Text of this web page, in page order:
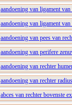
aandoening van ligament
aandoening van ligament
aandoening van pees van
aandoening van perifere
aandoening van rechter
aandoening van rechter
abces van rechter bovenste